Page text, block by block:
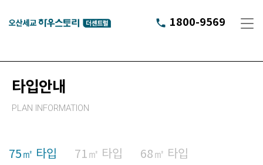
phone 1800-9569
타입안내
PLAN INFORMATION
75㎡ 타입 71㎡ 타입 68㎡ 타입